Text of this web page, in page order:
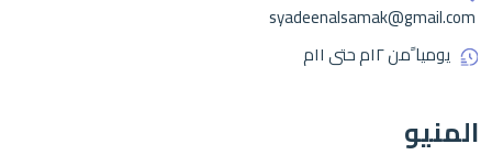
syadeenalsamak@gmail.com
يوميا ًمن ١٢م حتى ١١م
المنيو